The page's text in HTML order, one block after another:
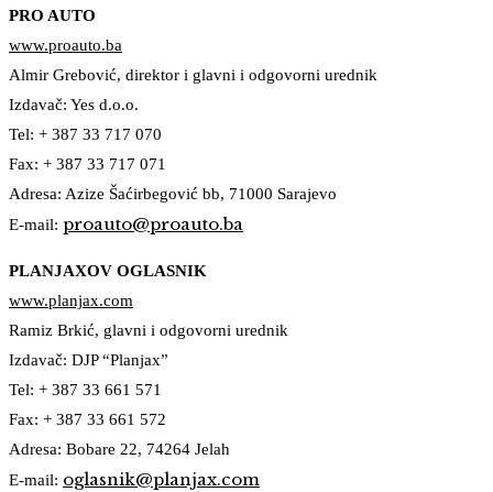
PRO AUTO
www.proauto.ba
Almir Grebović, direktor i glavni i odgovorni urednik
Izdavač: Yes d.o.o.
Tel: + 387 33 717 070
Fax: + 387 33 717 071
Adresa: Azize Šaćirbegović bb, 71000 Sarajevo
E-mail: proauto@proauto.ba
PLANJAXOV OGLASNIK
www.planjax.com
Ramiz Brkić, glavni i odgovorni urednik
Izdavač: DJP “Planjax”
Tel: + 387 33 661 571
Fax: + 387 33 661 572
Adresa: Bobare 22, 74264 Jelah
E-mail: oglasnik@planjax.com